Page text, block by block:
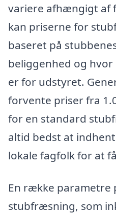
variere afhængigt af
kan priserne for
baseret på
beliggenhed og
er for udstyret.
forvente priser fra
for en standard
altid bedst at
lokale fagfolk for at
En række parametre
stubfræsning, som